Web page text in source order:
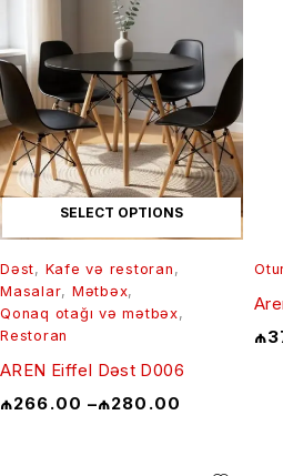
SELECT OPTIONS
Dəst, Kafe və restoran ,
Masalar, Mətbəx,
Qonaq otağı və mətbəx,
Restoran
AREN Eiffel Dəst D006
₼266.00 –₼280.00
₼